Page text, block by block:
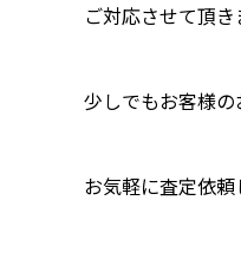
ご対応させて頂き
少しでもお客様
お気軽に査定依